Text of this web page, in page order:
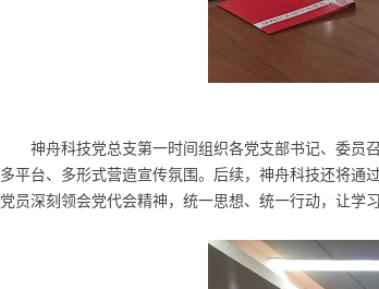
神舟科技党总支第一时间组织各党支部书记、委员
多平台、多形式营造宣传氛围。后续，神舟科技还将通
党员深刻领会党代会精神，统一思想、统一行动，让学